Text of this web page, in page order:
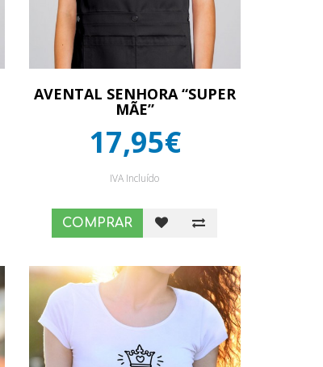
AVENTAL SENHORA “SUPER
MÃE”
17,95€
IVA Incluído
COMPRAR